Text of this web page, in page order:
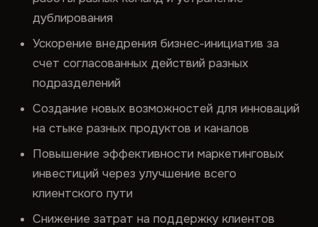
дублирования
Ускорение внедрения бизнес-инициатив за
счет согласованных действий разных
подразделений
Создание новых возможностей для инноваций
на стыке разных продуктов и каналов
Повышение эффективности маркетинговых
инвестиций через улучшение всего
клиентского пути
Снижение затрат на поддержку клиентов